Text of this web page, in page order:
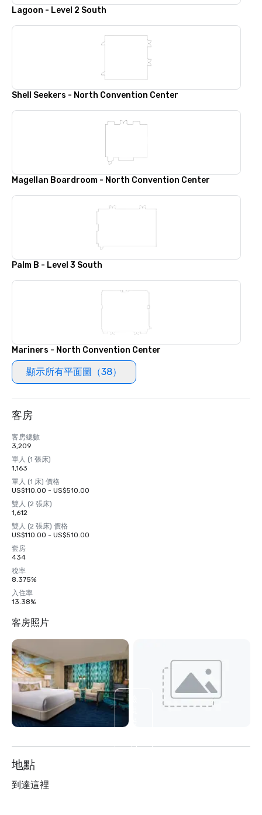
Lagoon - Level 2 South
Shell Seekers - North Convention Center
Magellan Boardroom - North Convention Center
Palm B - Level 3 South
Mariners - North Convention Center
顯示所有平面圖（38）
客房
客房總數
3,209
單人 (1 張床)
1,163
單人 (1 床) 價格
US$110.00 - US$510.00
雙人 (2 張床)
1,612
雙人 (2 張床) 價格
US$110.00 - US$510.00
套房
434
稅率
8.375%
入住率
13.38%
客房照片
14
地點
到達這裡